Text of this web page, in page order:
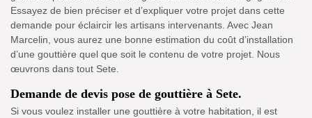
Essayez de bien préciser et d’expliquer votre projet dans cette
demande pour éclaircir les artisans intervenants. Avec Jean
Marcelin, vous aurez une bonne estimation du coût d’installation
d’une gouttière quel que soit le contenu de votre projet. Nous
œuvrons dans tout Sete.
Demande de devis pose de gouttière à Sete.
Si vous voulez installer une gouttière à votre habitation, il est